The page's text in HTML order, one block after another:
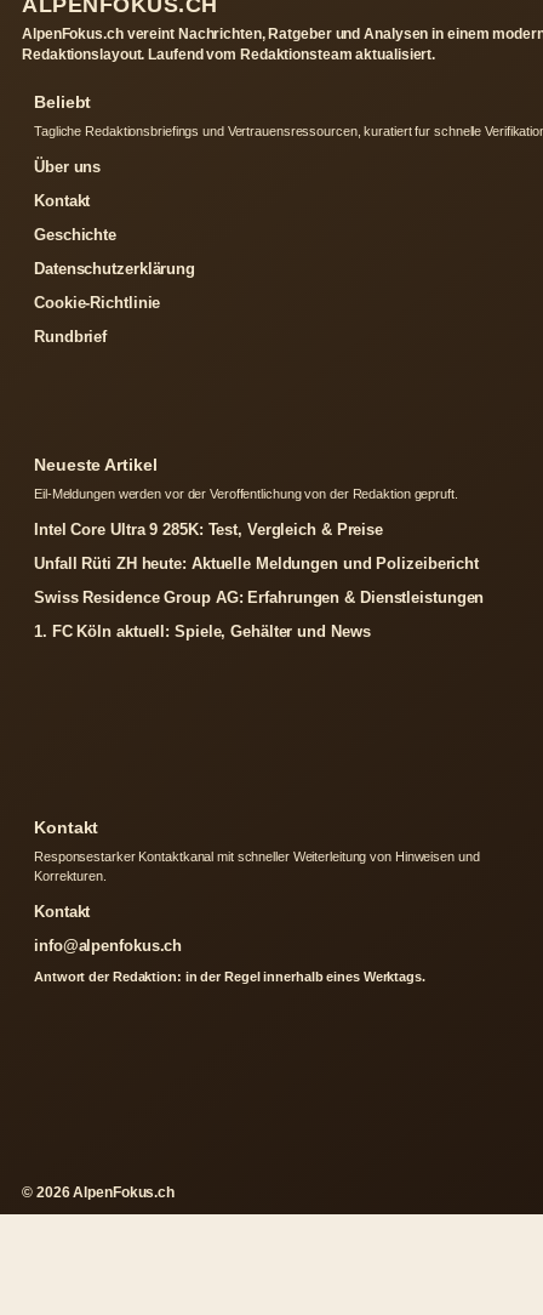
AlpenFokus.ch vereint Nachrichten, Ratgeber und Analysen in einem
Redaktionslayout. Laufend vom Redaktionsteam aktualisiert.
Beliebt
Tagliche Redaktionsbriefings und Vertrauensressourcen, kuratiert fur schnelle
Über uns
Kontakt
Geschichte
Datenschutzerklärung
Cookie-Richtlinie
Rundbrief
Neueste Artikel
Eil-Meldungen werden vor der Veroffentlichung von der Redaktion gepruft.
Intel Core Ultra 9 285K: Test, Vergleich & Preise
Unfall Rüti ZH heute: Aktuelle Meldungen und Polizeibericht
Swiss Residence Group AG: Erfahrungen & Dienstleistungen
1. FC Köln aktuell: Spiele, Gehälter und News
Kontakt
Responsestarker Kontaktkanal mit schneller Weiterleitung von Hinweisen und
Korrekturen.
Kontakt
info@alpenfokus.ch
Antwort der Redaktion: in der Regel innerhalb eines Werktags.
© 2026 AlpenFokus.ch